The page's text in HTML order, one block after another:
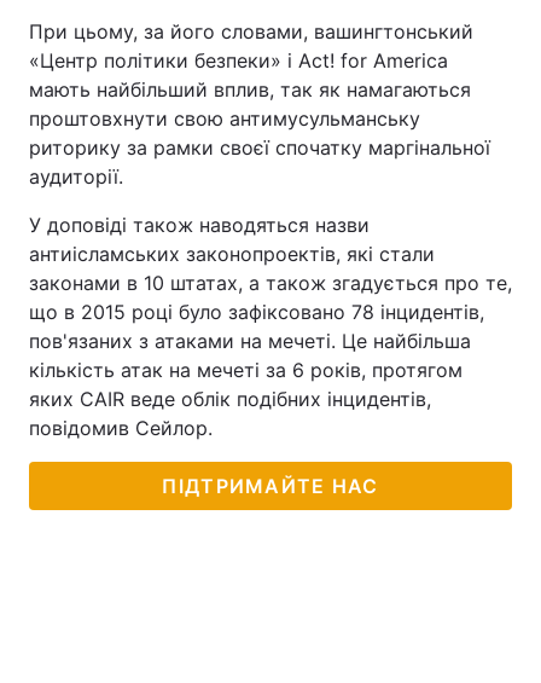
При цьому, за його словами, вашингтонський
«Центр політики безпеки» і Act! for America
мають найбільший вплив, так як намагаються
проштовхнути свою антимусульманську
риторику за рамки своєї спочатку маргінальної
аудиторії.
У доповіді також наводяться назви
антиісламських законопроектів, які стали
законами в 10 штатах, а також згадується про те,
що в 2015 році було зафіксовано 78 інцидентів,
пов'язаних з атаками на мечеті. Це найбільша
кількість атак на мечеті за 6 років, протягом
яких CAIR веде облік подібних інцидентів,
повідомив Сейлор.
ПІДТРИМАЙТЕ НАС